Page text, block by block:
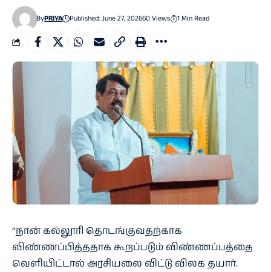
ByPRIYA Published: June 27, 202660 Views 1 Min Read
“நான் கல்லூரி தொடங்குவதற்காக
விண்ணப்பித்ததாக கூறப்படும் விண்ணப்பத்தை
வெளியிட்டால் அரசியலை விட்டு விலக தயார்.